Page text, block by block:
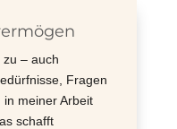
– auch
Fragen
meiner Arbeit
schafft